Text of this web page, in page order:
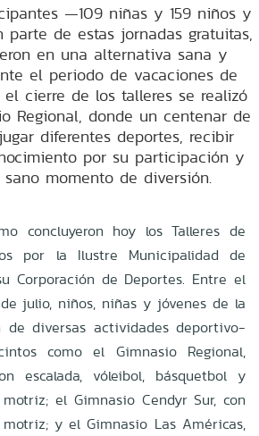
—109 niñas y 159 niños y
parte de estas jornadas gratuitas,
en una alternativa sana y
el periodo de vacaciones de
el cierre de los talleres se realizó
Regional, donde un centenar de
diferentes deportes, recibir
por su participación y
momento de diversión.
concluyeron hoy los Talleres de
por la Ilustre Municipalidad de
Corporación de Deportes. Entre el
julio, niños, niñas y jóvenes de la
de diversas actividades deportivo-
como el Gimnasio Regional,
escalada, vóleibol, básquetbol y
el Gimnasio Cendyr Sur, con
y el Gimnasio Las Américas,